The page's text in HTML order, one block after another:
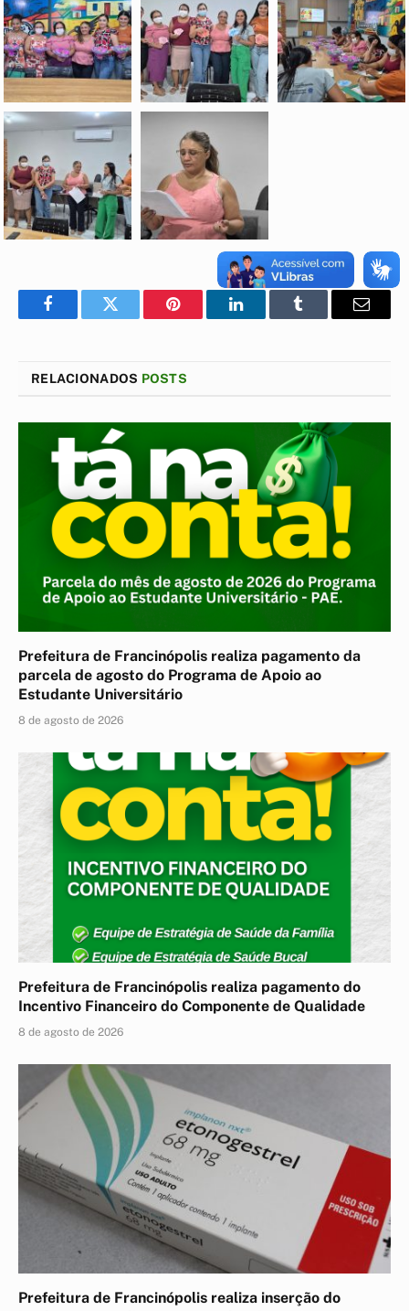
FacebookTwitter Pinterest LinkedInTumblr
E-
RELACIONADOS POSTS
Prefeitura de Francinópolis realiza pagamento da
parcela de agosto do Programa de Apoio ao
Estudante Universitário
8 de agosto de 2026
Prefeitura de Francinópolis realiza pagamento do
Incentivo Financeiro do Componente de Qualidade
8 de agosto de 2026
Prefeitura de Francinópolis realiza inserção do